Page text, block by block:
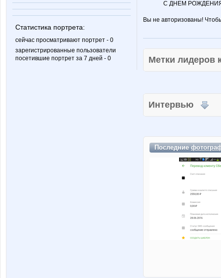
Статистика портрета:
сейчас просматривают портрет - 0
зарегистрированные пользователи
посетившие портрет за 7 дней - 0
С ДНЕМ
Вы не авторизованы!
Метки
Интервью
Последние